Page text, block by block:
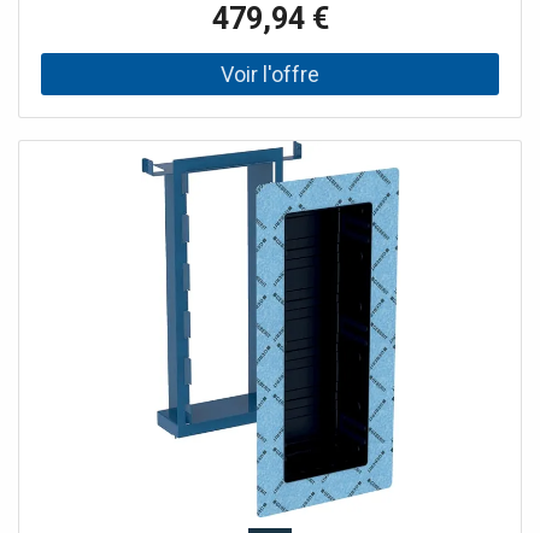
Microsoft 365 et accès à distance : travail sans avoir à
connecter un ordinateur Hub USB intégré pour connecter
des périphériques HDMI avec ARC : intégration facile avec
les systèmes audiovisuels Compatibilité VESA
479,94 €